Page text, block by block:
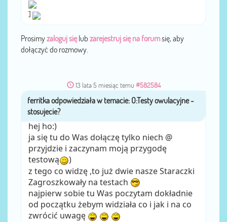
]
Prosimyzaloguj sięlub zarejestruj się na forumsię, aby
dołączyć do rozmowy.
13 lata 5 miesiąc temu #582584
przezferritka
hej ho:)
ja się tu do Was dołączę tylko niech @
przyjdzie i zaczynam moją przygodę
testową
)
z tego co widzę ,to już dwie nasze Staraczki
Zagroszkowały na testach
najpierw sobie tu Was poczytam dokładnie
od początku żebym widziała co i jak i na co
zwrócić uwagę